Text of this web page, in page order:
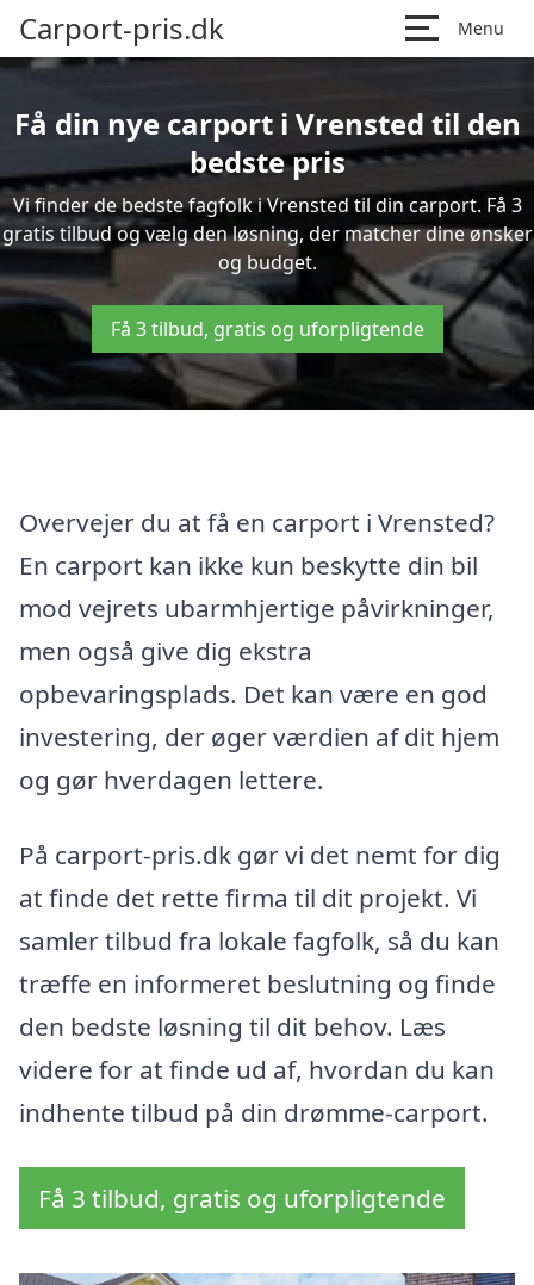
Carport-pris.dk Menu
Få din nye carport i Vrensted til den
bedste pris
Vi finder de bedste fagfolk i Vrensted til din carport. Få 3
gratis tilbud og vælg den løsning, der matcher dine ønsker
og budget.
Få 3 tilbud, gratis og uforpligtende
Overvejer du at få en carport i Vrensted?
En carport kan ikke kun beskytte din bil
mod vejrets ubarmhjertige påvirkninger,
men også give dig ekstra
opbevaringsplads. Det kan være en god
investering, der øger værdien af dit hjem
og gør hverdagen lettere.
På carport-pris.dk gør vi det nemt for dig
at finde det rette firma til dit projekt. Vi
samler tilbud fra lokale fagfolk, så du kan
træffe en informeret beslutning og finde
den bedste løsning til dit behov. Læs
videre for at finde ud af, hvordan du kan
indhente tilbud på din drømme-carport.
Få 3 tilbud, gratis og uforpligtende